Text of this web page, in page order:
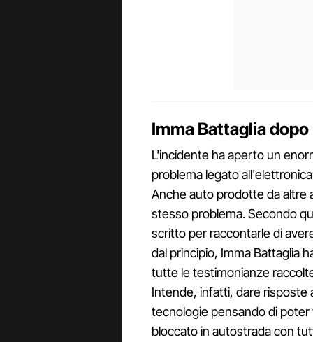
Imma Battaglia
L'incidente ha aperto un
problema legato
Anche auto prodotte da altre
stesso problema. Secondo
scritto per raccontarle di
dal principio, Imma Battaglia
tutte le testimonianze
Intende, infatti, dare risposte
tecnologie pensando di poter
bloccato in autostrada con